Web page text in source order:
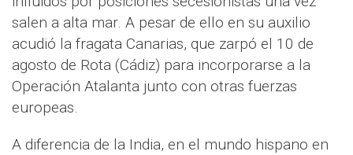
salen a alta mar. A pesar de ello en su auxilio
acudió la fragata Canarias, que zarpó el 10 de
agosto de Rota (Cádiz) para incorporarse a la
Operación Atalanta junto con otras fuerzas
europeas.
A diferencia de la India, en el mundo hispano en